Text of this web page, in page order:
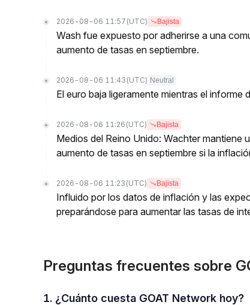
2026-08-06 11:57 (UTC) Bajista
Wash fue expuesto por adherirse a una
aumento de tasas en septiembre.
2026-08-06 11:43 (UTC) Neutral
El euro baja ligeramente mientras el
2026-08-06 11:26 (UTC) Bajista
Medios del Reino Unido: Wachter mantiene
aumento de tasas en septiembre si la
2026-08-06 11:23 (UTC) Bajista
Influido por los datos de inflación y las
preparándose para aumentar las tasas de
Preguntas frecuentes sobre
1. ¿Cuánto cuesta GOAT Network hoy?